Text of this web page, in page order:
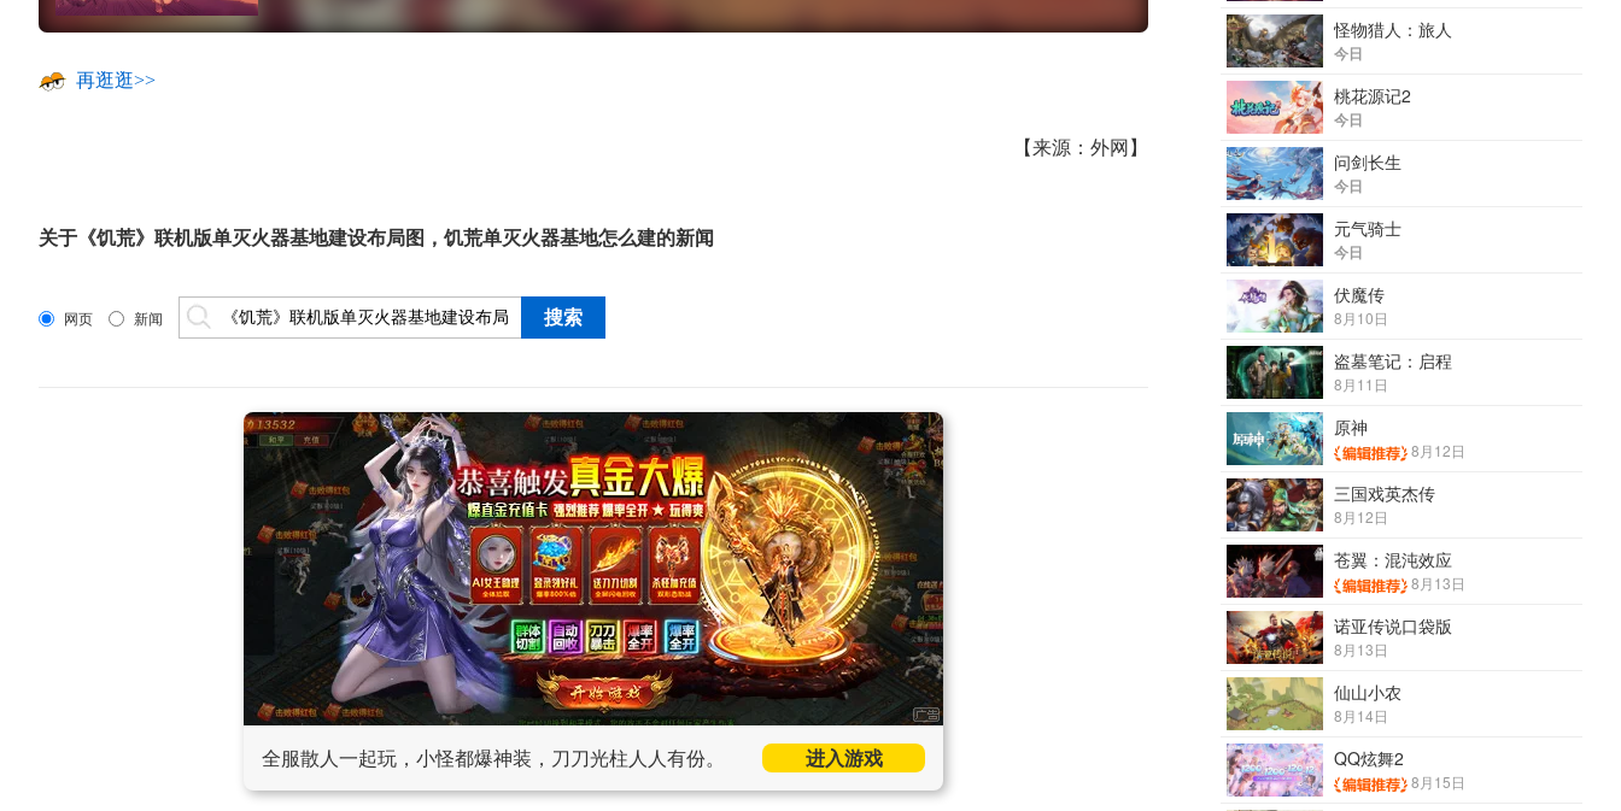
再逛逛>>
【来源：外网】
关于 《饥荒》联机版单灭火器基地建设布局图 ， 饥荒单灭火器基地怎么建的新闻
网页 新闻
全服散人一起玩，小怪都爆神装，刀刀光柱人人有份。 进入游戏
怪物猎人：旅人
今日
桃花源记2
今日
问剑长生
今日
元气骑士
今日
伏魔传
8月10日
盗墓笔记：启程
8月11日
原神
8月12日
三国戏英杰传
8月12日
苍翼：混沌效应
8月13日
诺亚传说口袋版
8月13日
仙山小农
8月14日
QQ炫舞2
8月15日